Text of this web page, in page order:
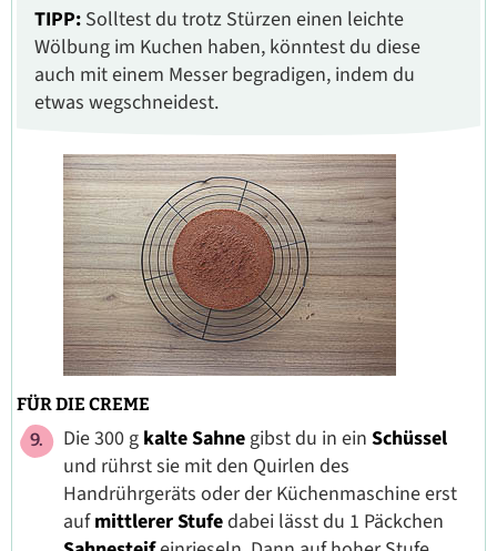
TIPP: Solltest du trotz Stürzen einen leichte
Wölbung im Kuchen haben, könntest du diese
auch mit einem Messer begradigen, indem du
etwas wegschneidest.
FÜR DIE CREME
Die 300 g kalte Sahnegibst du in ein Schüssel
und rührst sie mit den Quirlen des
Handrührgeräts oder der Küchenmaschine erst
aufmittlerer Stufedabei lässt du 1 Päckchen